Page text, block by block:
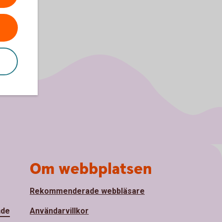
Om webbplatsen
Rekommenderade webbläsare
Användarvillkor